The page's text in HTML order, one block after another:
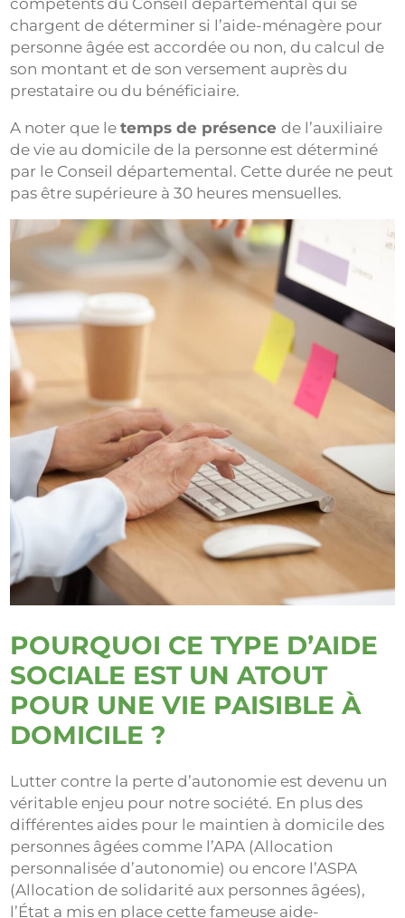
compétents du Conseil départemental qui se
chargent de déterminer si l’aide-ménagère pour
personne âgée est accordée ou non, du calcul de
son montant et de son versement auprès du
prestataire ou du bénéficiaire.
A noter que letemps de présencede l’auxiliaire
de vie au domicile de la personne est déterminé
par le Conseil départemental. Cette durée ne peut
pas être supérieure à 30 heures mensuelles.
POURQUOI CE TYPE D’AIDE
SOCIALE EST UN ATOUT
POUR UNE VIE PAISIBLE À
DOMICILE ?
Lutter contre la perte d’autonomie est devenu un
véritable enjeu pour notre société. En plus des
différentes aides pour le maintien à domicile des
personnes âgées comme l’APA (Allocation
personnalisée d’autonomie) ou encore l’ASPA
(Allocation de solidarité aux personnes âgées),
l’État a mis en place cette fameuse aide-